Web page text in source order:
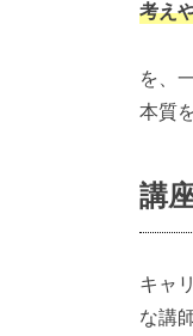
考え
を、
本質
講
キャ
な講